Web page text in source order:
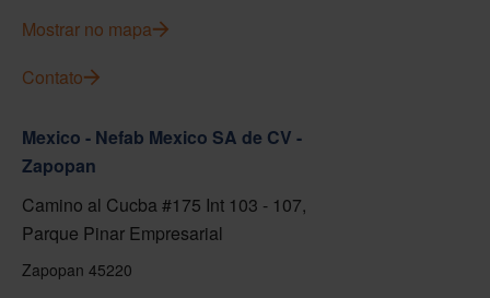
Mostrar no mapa
Contato
Mexico - Nefab Mexico SA de CV -
Zapopan
Camino al Cucba #175 Int 103 - 107,
Parque Pinar Empresarial
Zapopan 45220